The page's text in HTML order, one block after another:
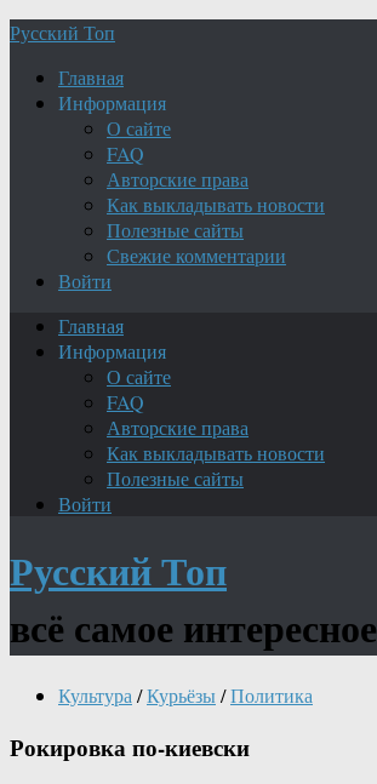
Русский Топ
Главная
Информация
О сайте
FAQ
Авторские права
Как выкладывать новости
Полезные сайты
Свежие комментарии
Войти
Главная
Информация
О сайте
FAQ
Авторские права
Как выкладывать новости
Полезные сайты
Войти
Русский Топ
всё самое интересное
Культура /Курьёзы/Политика
Рокировка по-киевски